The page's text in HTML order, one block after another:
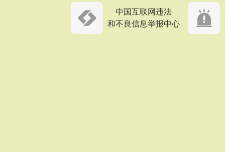
中国互联网违法
和不良信息举报中心